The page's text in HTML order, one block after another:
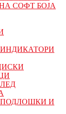
СОФТ БОЈА
ИНДИКАТОРИ
ЛЕД
ПОДЛОШКИ И